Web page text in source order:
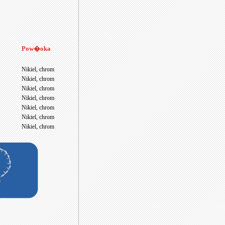
Pow�oka
Nikiel, chrom
Nikiel, chrom
Nikiel, chrom
Nikiel, chrom
Nikiel, chrom
Nikiel, chrom
Nikiel, chrom